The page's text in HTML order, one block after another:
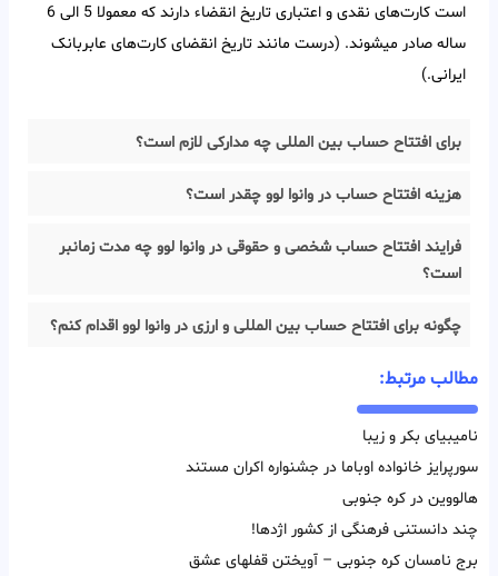
است کارت‌های نقدی و اعتباری تاریخ انقضاء دارند که معمولا 5 الی 6
ساله صادر میشوند. (درست مانند تاریخ انقضای کارت‌های عابربانک
ایرانی.)
برای افتتاح حساب بین المللی چه مدارکی لازم است؟
هزینه افتتاح حساب در وانوا لوو چقدر است؟
فرایند افتتاح حساب شخصی و حقوقی در وانوا لوو چه مدت زمانبر
است؟
چگونه برای افتتاح حساب بین المللی و ارزی در وانوا لوو اقدام کنم؟
مطالب مرتبط:
نامیبیای بکر و زیبا
سورپرایز خانواده اوباما در جشنواره اکران مستند
هالووین در کره جنوبی
چند دانستنی فرهنگی از کشور اژدها!
برج نامسان کره جنوبی – آویختن قفلهای عشق